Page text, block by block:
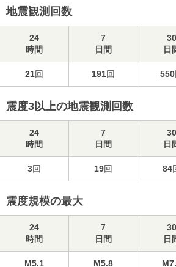
地震観測回数
24
時間
7
日間
30
日
21回 191回 550
震度3以上の地震観測回数
24
時間
7
日間
30
日
3回 19回 84
震度規模の最大
24
時間
7
日間
30
日
M5.1
M5.8